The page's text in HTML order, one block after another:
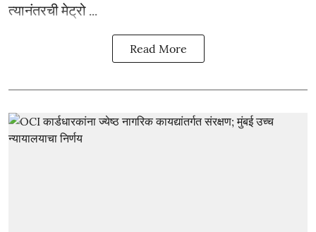
त्यानंतरची मेट्रो ...
Read More